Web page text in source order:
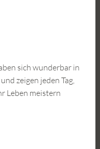
sich wunderbar in
zeigen jeden Tag,
Leben meistern